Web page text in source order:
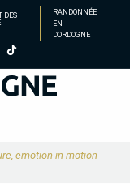
DES
RANDONNÉE
EN
DORDOGNE
emotion in motion